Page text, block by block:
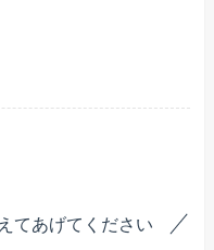
てあげてください